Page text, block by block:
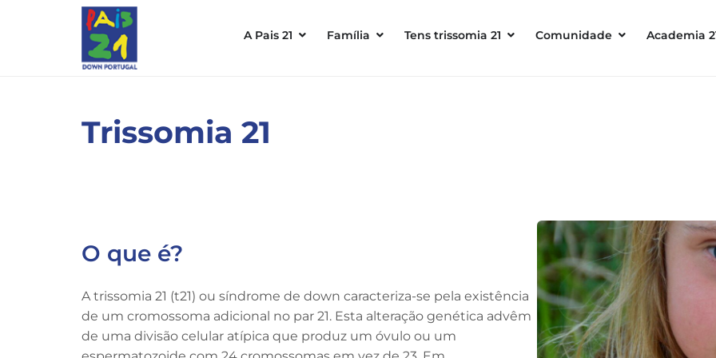
A Pais 21 Família Tens trissomia 21 Comunidade Academia
Trissomia 21
O que é?
A trissomia 21 (t21) ou síndrome de down caracteriza-se pela existência
de um cromossoma adicional no par 21. Esta alteração genética advêm
de uma divisão celular atípica que produz um óvulo ou um